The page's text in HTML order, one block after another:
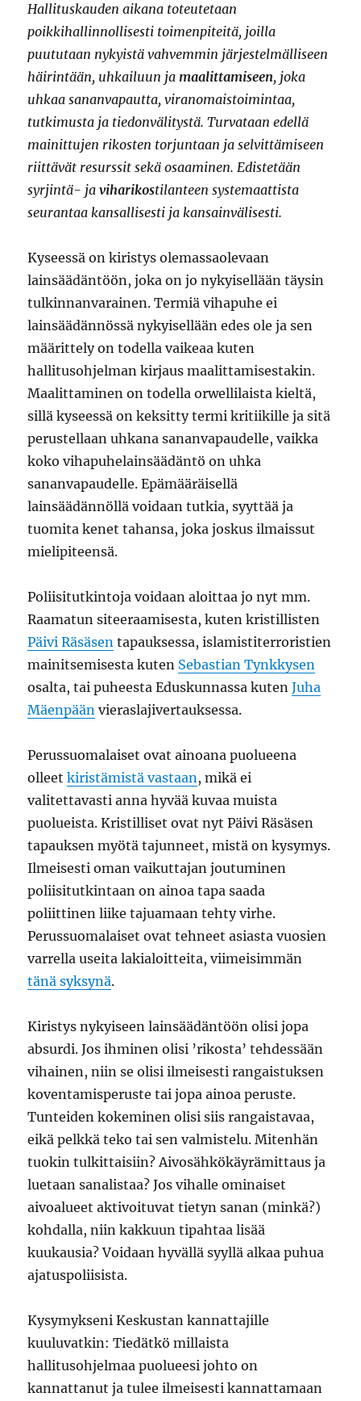
Hallituskauden aikana toteutetaan
poikkihallinnollisesti toimenpiteitä, joilla
puututaan nykyistä vahvemmin järjestelmälliseen
häirintään, uhkailuun jamaalittamiseen, joka
uhkaa sananvapautta, viranomaistoimintaa,
tutkimusta ja tiedonvälitystä. Turvataan edellä
mainittujen rikosten torjuntaan ja selvittämiseen
riittävät resurssit sekä osaaminen. Edistetään
syrjintä- javiharikostilanteen systemaattista
seurantaa kansallisesti ja kansainvälisesti.
Kyseessä on kiristys olemassaolevaan
lainsäädäntöön, joka on jo nykyisellään täysin
tulkinnanvarainen. Termiä vihapuhe ei
lainsäädännössä nykyisellään edes ole ja sen
määrittely on todella vaikeaa kuten
hallitusohjelman kirjaus maalittamisestakin.
Maalittaminen on todella orwellilaista kieltä,
sillä kyseessä on keksitty termi kritiikille ja sitä
perustellaan uhkana sananvapaudelle, vaikka
koko vihapuhelainsäädäntö on uhka
sananvapaudelle. Epämääräisellä
lainsäädännöllä voidaan tutkia, syyttää ja
tuomita kenet tahansa, joka joskus ilmaissut
mielipiteensä.
Poliisitutkintoja voidaan aloittaa jo nyt mm.
Raamatun siteeraamisesta, kuten kristillisten
Päivi Räsäsen tapauksessa, islamistiterroristien
mainitsemisesta kuten Sebastian Tynkkysen
osalta, tai puheesta Eduskunnassa kutenJuha
Mäenpään vieraslajivertauksessa.
Perussuomalaiset ovat ainoana puolueena
olleetkiristämistä vastaan, mikä ei
valitettavasti anna hyvää kuvaa muista
puolueista. Kristilliset ovat nyt Päivi Räsäsen
tapauksen myötä tajunneet, mistä on kysymys.
Ilmeisesti oman vaikuttajan joutuminen
poliisitutkintaan on ainoa tapa saada
poliittinen liike tajuamaan tehty virhe.
Perussuomalaiset ovat tehneet asiasta vuosien
varrella useita lakialoitteita, viimeisimmän
tänä syksynä.
Kiristys nykyiseen lainsäädäntöön olisi jopa
absurdi. Jos ihminen olisi ’rikosta’ tehdessään
vihainen, niin se olisi ilmeisesti rangaistuksen
koventamisperuste tai jopa ainoa peruste.
Tunteiden kokeminen olisi siis rangaistavaa,
eikä pelkkä teko tai sen valmistelu. Mitenhän
tuokin tulkittaisiin? Aivosähkökäyrämittaus ja
luetaan sanalistaa? Jos vihalle ominaiset
aivoalueet aktivoituvat tietyn sanan (minkä?)
kohdalla, niin kakkuun tipahtaa lisää
kuukausia? Voidaan hyvällä syyllä alkaa puhua
ajatuspoliisista.
Kysymykseni Keskustan kannattajille
kuuluvatkin: Tiedätkö millaista
hallitusohjelmaa puolueesi johto on
kannattanut ja tulee ilmeisesti kannattamaan